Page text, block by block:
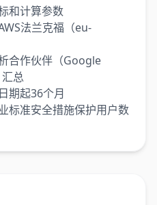
和计算参数
法兰克福（eu-
合作伙伴（Google
总
期起36个月
标准安全措施保护用户数